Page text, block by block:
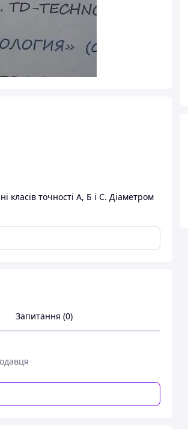
точності А, Б і С. Діаметром
Запитання (0)